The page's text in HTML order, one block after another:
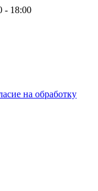
- 18:00
на обработку